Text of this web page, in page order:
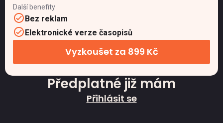
Další benefity
Bez reklam
Elektronické verze časopisů
Vyzkoušet za 899 Kč
Předplatné již mám
Přihlásit se